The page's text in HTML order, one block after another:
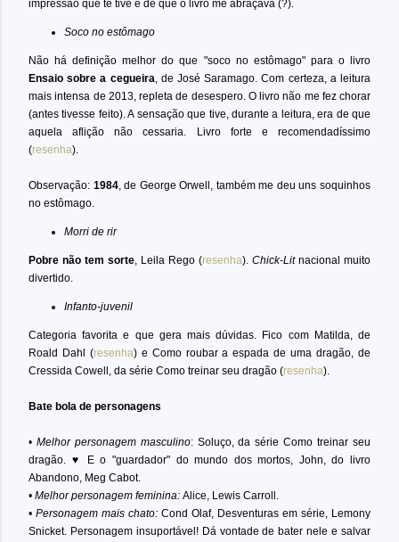
impressão que te tive é de que o livro me abraçava (?).
Soco no estômago
Não há definição melhor do que "soco no estômago" para o livro
Ensaio sobre a cegueira, de José Saramago. Com certeza, a leitura
mais intensa de 2013, repleta de desespero. O livro não me fez chorar
(antes tivesse feito). A sensação que tive, durante a leitura, era de que
aquela aflição não cessaria. Livro forte e recomendadíssimo
(resenha).
Observação: 1984, de George Orwell, também me deu uns soquinhos
no estômago.
Morri de rir
Pobre não tem sorte, Leila Rego (resenha). Chick-Lit nacional muito
divertido.
Infanto-juvenil
Categoria favorita e que gera mais dúvidas. Fico com Matilda, de
Roald Dahl (resenha) e Como roubar a espada de uma dragão, de
Cressida Cowell, da série Como treinar seu dragão (resenha).
Bate bola de personagens
• Melhor personagem masculino: Soluço, da série Como treinar seu
dragão. ♥ E o "guardador" do mundo dos mortos, John, do livro
Abandono, Meg Cabot.
• Melhor personagem feminina: Alice, Lewis Carroll.
• Personagem mais chato: Cond Olaf, Desventuras em série, Lemony
Snicket. Personagem insuportável! Dá vontade de bater nele e salvar